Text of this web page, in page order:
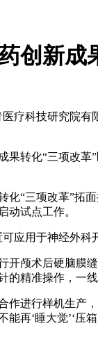
创新成
科技研究院有限
转化“三项改革”
“三项改革”拓面
动试点工作。
用于神经外科
颅术后硬脑膜缝
的精准操作，一
行样机生产，
再‘睡大觉’‘压